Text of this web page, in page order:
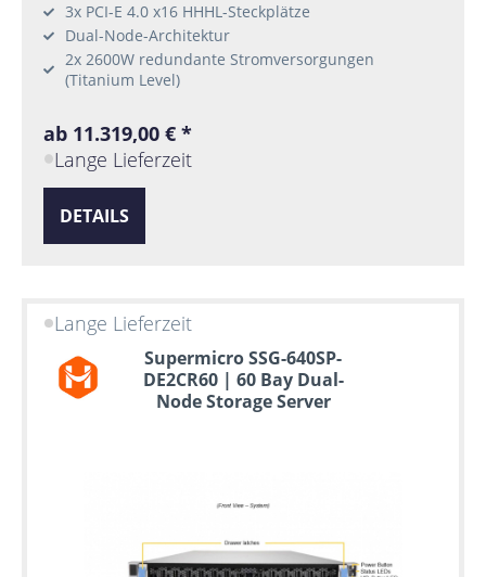
3x PCI-E 4.0 x16 HHHL-Steckplätze
Dual-Node-Architektur
2x 2600W redundante Stromversorgungen
(Titanium Level)
ab 11.319,00 € *
Lange Lieferzeit
DETAILS
Lange Lieferzeit
Supermicro SSG-640SP-
DE2CR60 | 60 Bay Dual-
Node Storage Server